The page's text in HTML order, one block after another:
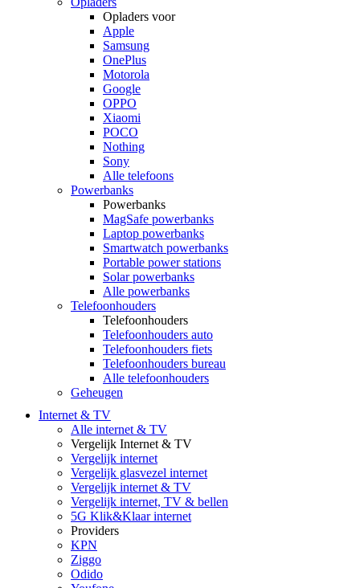
Opladers voor
Apple
Samsung
OnePlus
Motorola
Google
OPPO
Xiaomi
POCO
Nothing
Sony
Alle telefoons
Powerbanks
Powerbanks
MagSafe powerbanks
Laptop powerbanks
Smartwatch powerbanks
Portable power stations
Solar powerbanks
Alle powerbanks
Telefoonhouders
Telefoonhouders
Telefoonhouders auto
Telefoonhouders fiets
Telefoonhouders bureau
Alle telefoonhouders
Geheugen
Internet & TV
Alle internet & TV
Vergelijk Internet & TV
Vergelijk internet
Vergelijk glasvezel internet
Vergelijk internet & TV
Vergelijk internet, TV & bellen
5G Klik&Klaar internet
Providers
KPN
Ziggo
Odido